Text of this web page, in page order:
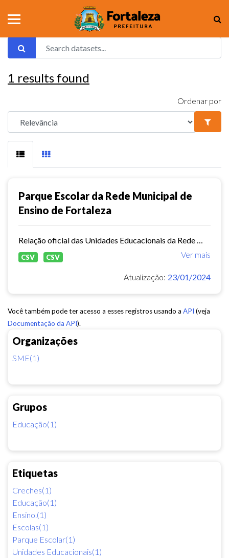
Organizações
SME(1)
Grupos
Educação(1)
Etiquetas
Creches(1)
Educação(1)
Ensino.(1)
Escolas(1)
Parque Escolar(1)
Unidades Educacionais(1)
1 results found
Ordenar por
Parque Escolar da Rede Municipal de
Ensino de Fortaleza
Ver mais
CSV CSV
Atualização: 23/01/2024
Você também pode ter acesso a esses registros usando a API (veja
Documentação da API).